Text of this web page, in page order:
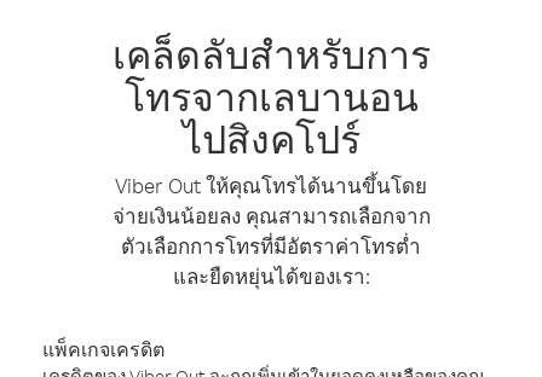
เคล็ดลับสำหรับการ
โทรจากเลบานอน
ไปสิงคโปร์
Viber Out ให้คุณโทรได้นานขึ้นโดย
จ่ายเงินน้อยลง คุณสามารถเลือกจาก
ตัวเลือกการโทรที่มีอัตราค่าโทรต่ำ
และยืดหยุ่นได้ของเรา:
แพ็คเกจเครดิต